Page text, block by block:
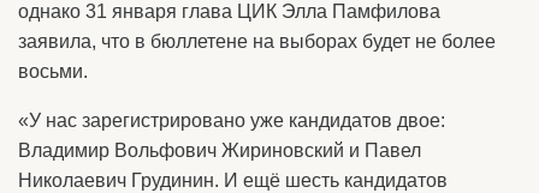
однако 31 января глава ЦИК Элла Памфилова
заявила, что в бюллетене на выборах будет не более
восьми.
«У нас зарегистрировано уже кандидатов двое:
Владимир Вольфович Жириновский и Павел
Николаевич Грудинин. И ещё шесть кандидатов